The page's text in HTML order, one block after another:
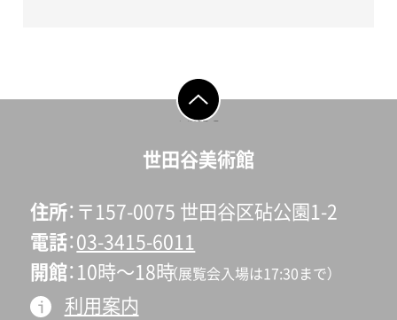
ページの先頭へ戻
世田谷美術館
住所 〒157-0075 世田谷区砧公園1-2
電話 03-3415-6011
開館 10時〜18時（展覧会入場は17:30まで）
利用案内